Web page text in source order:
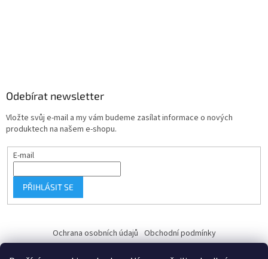
Odebírat newsletter
Vložte svůj e-mail a my vám budeme zasílat informace o nových
produktech na našem e-shopu.
E-mail
PŘIHLÁSIT SE
Ochrana osobních údajů Obchodní podmínky